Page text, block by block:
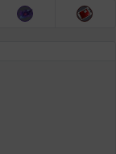
琪婭拉 瑪蒂娜